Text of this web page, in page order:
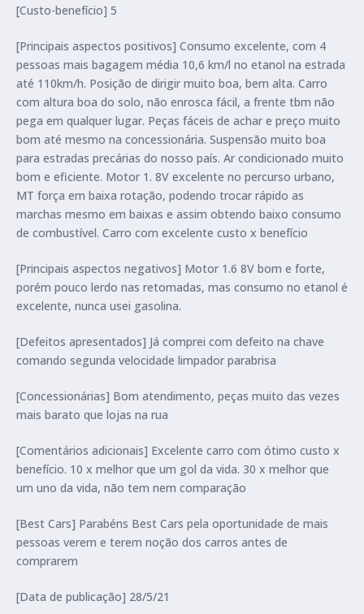
[Custo-benefício] 5
[Principais aspectos positivos] Consumo excelente, com 4
pessoas mais bagagem média 10,6 km/l no etanol na estrada
até 110km/h. Posição de dirigir muito boa, bem alta. Carro
com altura boa do solo, não enrosca fácil, a frente tbm não
pega em qualquer lugar. Peças fáceis de achar e preço muito
bom até mesmo na concessionária. Suspensão muito boa
para estradas precárias do nosso país. Ar condicionado muito
bom e eficiente. Motor 1. 8V excelente no percurso urbano,
MT força em baixa rotação, podendo trocar rápido as
marchas mesmo em baixas e assim obtendo baixo consumo
de combustível. Carro com excelente custo x benefício
[Principais aspectos negativos] Motor 1.6 8V bom e forte,
porém pouco lerdo nas retomadas, mas consumo no etanol é
excelente, nunca usei gasolina.
[Defeitos apresentados] Já comprei com defeito na chave
comando segunda velocidade limpador parabrisa
[Concessionárias] Bom atendimento, peças muito das vezes
mais barato que lojas na rua
[Comentários adicionais] Excelente carro com ótimo custo x
benefício. 10 x melhor que um gol da vida. 30 x melhor que
um uno da vida, não tem nem comparação
[Best Cars] Parabéns Best Cars pela oportunidade de mais
pessoas verem e terem noção dos carros antes de
comprarem
[Data de publicação] 28/5/21